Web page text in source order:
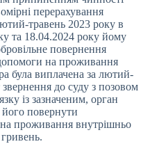
перерахування
травень 2023 року в
та 18.04.2024 року йому
повернення
на проживання
була виплачена за лютий-
до суду з позовом
із зазначеним, орган
його повернути
проживання внутрішньо